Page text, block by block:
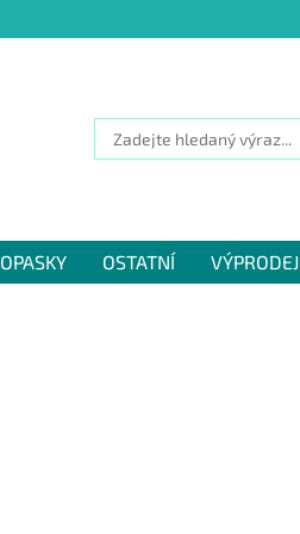
OPASKY OSTATNÍ VÝPRODEJ